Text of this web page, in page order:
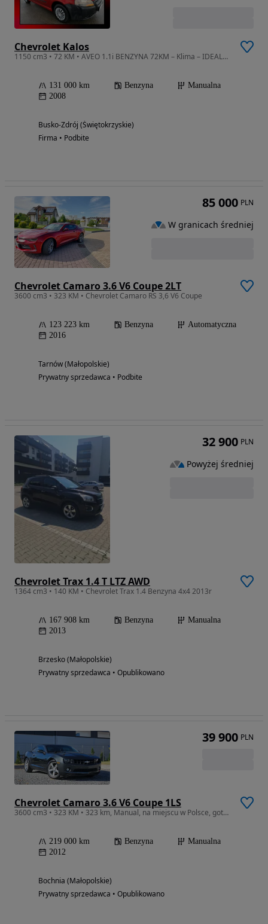
Chevrolet Kalos
1150 cm3 • 72 KM • AVEO 1.1i BENZYNA 72KM – Klima – IDEALNA – Okazja z Niemiec
131 000 km Benzyna
Manualna
2008
Busko-Zdrój (Świętokrzyskie)
Firma • Podbite
Chevrolet Camaro 3.6 V6 Coupe 2LT
3600 cm3 • 323 KM • Chevrolet Camaro RS 3,6 V6 Coupe
123 223 km Benzyna
Automatyczna
2016
Tarnów (Małopolskie)
Prywatny sprzedawca • Podbite
85 000 PLN
W granicach średniej
Chevrolet Trax 1.4 T LTZ AWD
1364 cm3 • 140 KM • Chevrolet Trax 1.4 Benzyna 4x4 2013r
167 908 km Benzyna
Manualna
2013
Brzesko (Małopolskie)
Prywatny sprzedawca • Opublikowano
32 900 PLN
Powyżej średniej
Chevrolet Camaro 3.6 V6 Coupe 1LS
3600 cm3 • 323 KM • 323 km, Manual, na miejscu w Polsce, gotowy do jazdy
219 000 km Benzyna
Manualna
2012
Bochnia (Małopolskie)
Prywatny sprzedawca • Opublikowano
39 900 PLN